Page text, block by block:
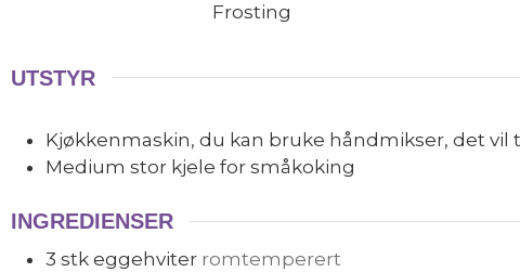
Frosting
UTSTYR
Kjøkkenmaskin, du kan bruke håndmikser, det
Medium stor kjele for småkoking
INGREDIENSER
3 stk eggehviter romtemperert